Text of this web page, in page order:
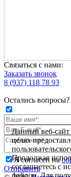
Связаться с нами:
Заказать звонок
8 (937) 118 78 93
Остались
Я согласен на
Отправить
Данный веб-сайт
целях
Продолжая
соглашаетесь с
файлов. Для